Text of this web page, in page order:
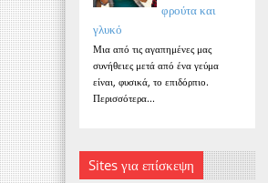
φρούτα και
γλυκό
Μια από τις αγαπημένες μας
συνήθειες μετά από ένα γεύμα
είναι, φυσικά, το επιδόρπιο.
Περισσότερα...
Sites για επίσκεψη